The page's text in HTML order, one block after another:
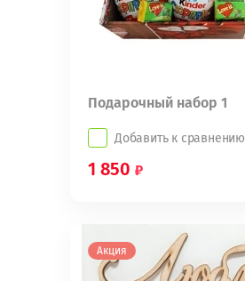
Подарочный набор 1
Добавить к сравнению
1 850
Акция